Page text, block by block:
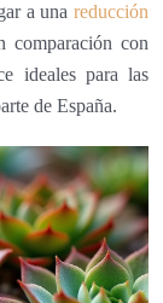
a una reducción
comparación con
ideales para las
de España.